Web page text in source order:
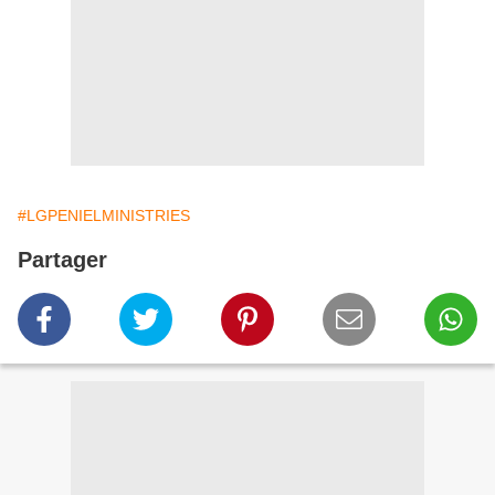
#LGPENIELMINISTRIES
Partager